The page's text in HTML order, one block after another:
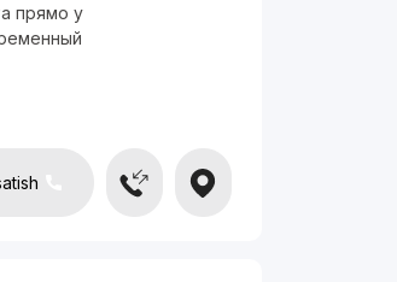
прямо у